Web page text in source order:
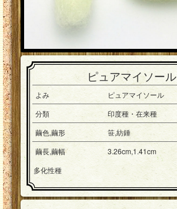
ピュアマイソール
よみ
ピュアマイソール
分類
印度種・在来種
繭色,繭形
笹,紡錘
繭長,繭幅
3.26cm,1.41cm
多化性種